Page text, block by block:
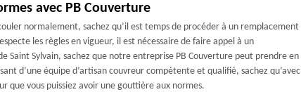
avec PB Couverture
normalement, sachez qu’il est temps de procéder à un remplacement
les règles en vigueur, il est nécessaire de faire appel à un
Saint Sylvain, sachez que notre entreprise PB Couverture peut prendre en
d’une équipe d’artisan couvreur compétente et qualifié, sachez qu’avec
que vous puissiez avoir une gouttière aux normes.